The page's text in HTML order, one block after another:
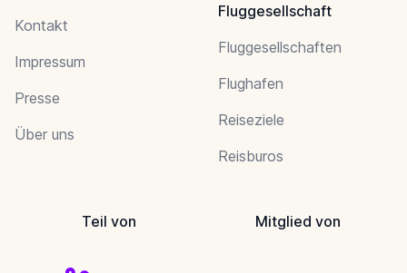
Kontakt
Impressum
Presse
Über uns
Fluggesellschaft
Fluggesellschaften
Flughafen
Reiseziele
Reisburos
Teil von Mitglied von